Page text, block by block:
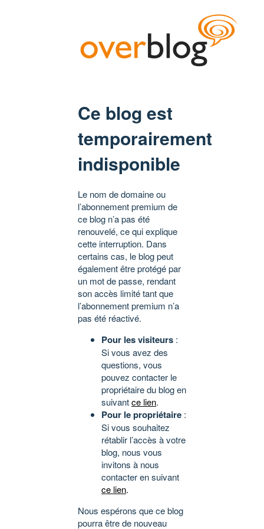
Ce blog est
temporairement
indisponible
Le nom de domaine ou
l’abonnement premium de
ce blog n’a pas été
renouvelé, ce qui explique
cette interruption. Dans
certains cas, le blog peut
également être protégé par
un mot de passe, rendant
son accès limité tant que
l’abonnement premium n’a
pas été réactivé.
Pour les visiteurs :
Si vous avez des
questions, vous
pouvez contacter le
propriétaire du blog en
suivantce lien.
Pour le propriétaire :
Si vous souhaitez
rétablir l’accès à votre
blog, nous vous
invitons à nous
contacter en suivant
ce lien.
Nous espérons que ce blog
pourra être de nouveau